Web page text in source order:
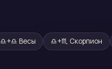
♎+♎ Весы ♎+♏ Скорпион